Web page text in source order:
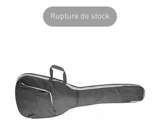
Rupture de stock